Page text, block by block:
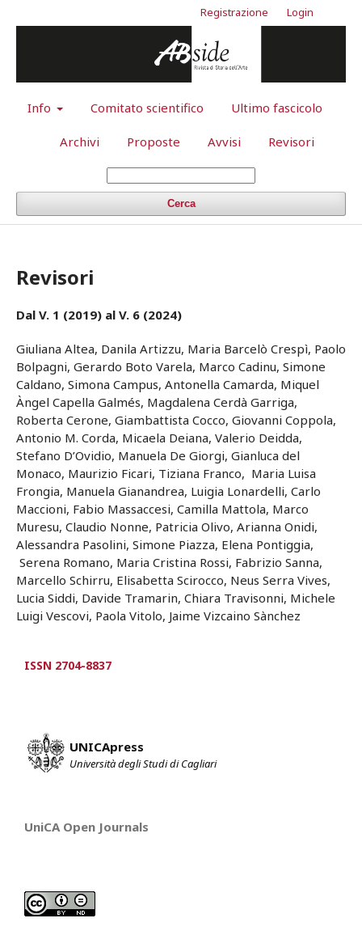
Info Comitato scientifico Ultimo fascicolo
Archivi Proposte Avvisi Revisori
Cerca
Registrazione Login
Revisori
Dal V. 1 (2019) al V. 6 (2024)
Giuliana Altea, Danila Artizzu, Maria Barcelò Crespì, Paolo
Bolpagni, Gerardo Boto Varela, Marco Cadinu, Simone
Caldano, Simona Campus, Antonella Camarda, Miquel
Àngel Capella Galmés, Magdalena Cerdà Garriga,
Roberta Cerone, Giambattista Cocco, Giovanni Coppola,
Antonio M. Corda, Micaela Deiana, Valerio Deidda,
Stefano D’Ovidio, Manuela De Giorgi, Gianluca del
Monaco, Maurizio Ficari, Tiziana Franco, Maria Luisa
Frongia, Manuela Gianandrea, Luigia Lonardelli, Carlo
Maccioni, Fabio Massaccesi, Camilla Mattola, Marco
Muresu, Claudio Nonne, Patricia Olivo, Arianna Onidi,
Alessandra Pasolini, Simone Piazza, Elena Pontiggia,
Serena Romano, Maria Cristina Rossi, Fabrizio Sanna,
Marcello Schirru, Elisabetta Scirocco, Neus Serra Vives,
Lucia Siddi, Davide Tramarin, Chiara Travisonni, Michele
Luigi Vescovi, Paola Vitolo, Jaime Vizcaino Sànchez
ISSN 2704-8837
UNICApress
Università degli Studi di Cagliari
UniCA Open Journals